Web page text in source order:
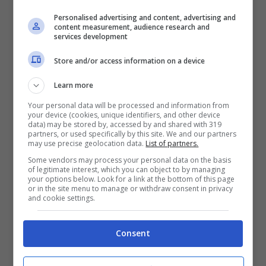
sono sempre gli stessi, e dicono più dei
titoli: percentuale di prime palle, palle break
convertite, qualità della risposta nei game
chiave, gestione dei tie-break. Senza dati
ufficiali e condivisi delle ultime due partite,
non ha senso tirare numeri a caso. Ma chi
segue Sinner sa riconoscere subito quando
il diritto frusta corto, quando la risposta
perde profondità, quando le scelte si fanno
scolastiche.
Un altro punto è mentale. L’etichetta di
Personalised advertising and content, advertising and
content measurement, audience research and
services development
Store and/or access information on a device
Learn more
Your personal data will be processed and information from
your device (cookies, unique identifiers, and other device
data) may be stored by, accessed by and shared with 319
partners, or used specifically by this site. We and our partners
may use precise geolocation data. List of partners.
Some vendors may process your personal data on the basis
of legitimate interest, which you can object to by managing
your options below. Look for a link at the bottom of this page
or in the site menu to manage or withdraw consent in privacy
and cookie settings.
Consent